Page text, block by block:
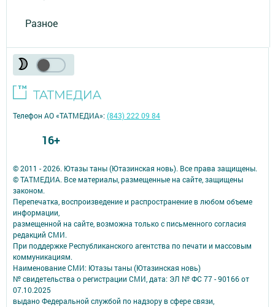
Разное
© 2011 - 2026. Ютазы таны (Ютазинская новь). Все права защищены.
© ТАТМЕДИА. Все материалы, размещенные на сайте, защищены
законом.
Перепечатка, воспроизведение и распространение в любом объеме
информации,
размещенной на сайте, возможна только с письменного согласия
редакций СМИ.
При поддержке Республиканского агентства по печати и массовым
коммуникациям.
Наименование СМИ: Ютазы таны (Ютазинская новь)
№ свидетельства о регистрации СМИ, дата: ЭЛ № ФС 77 - 90166 от
07.10.2025
выдано Федеральной службой по надзору в сфере связи,
Телефон АО «ТАТМЕДИА»:(843) 222 09 84
16+